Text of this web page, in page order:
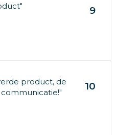
9
product, de
10